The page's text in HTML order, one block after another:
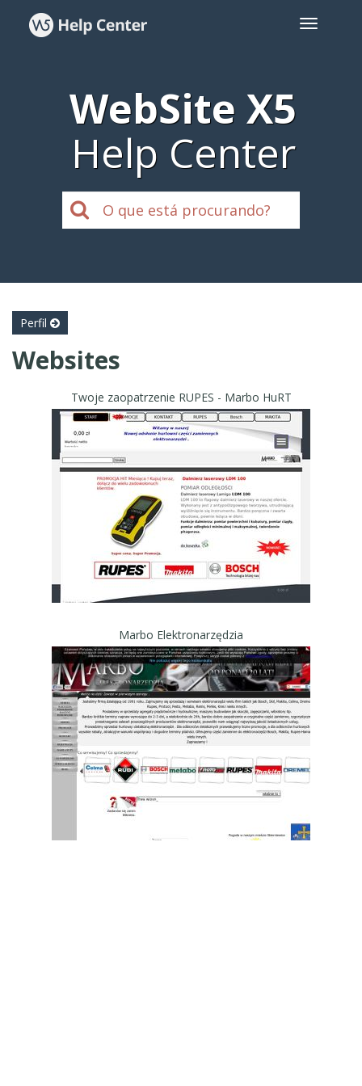
WebSite X5
Help Center
Perfil
Websites
Twoje zaopatrzenie RUPES - Marbo HuRT
Marbo Elektronarzędzia